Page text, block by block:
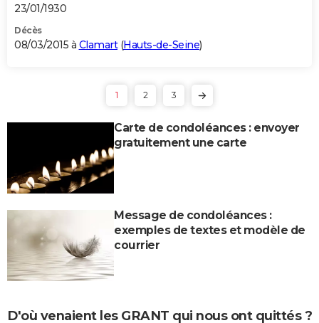
23/01/1930
Décès
08/03/2015 à Clamart(Hauts-de-Seine)
1 2 3
Carte de condoléances : envoyer
gratuitement une carte
Message de condoléances :
exemples de textes et modèle de
courrier
D'où venaient les GRANT qui nous ont quittés ?